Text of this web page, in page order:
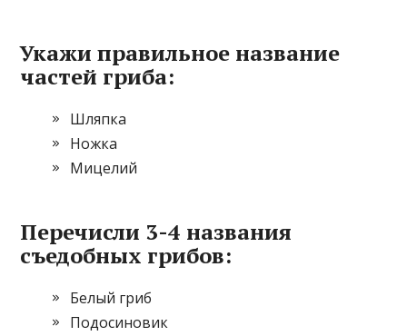
Укажи правильное название
частей гриба:
Шляпка
Ножка
Мицелий
Перечисли 3-4 названия
съедобных грибов:
Белый гриб
Подосиновик